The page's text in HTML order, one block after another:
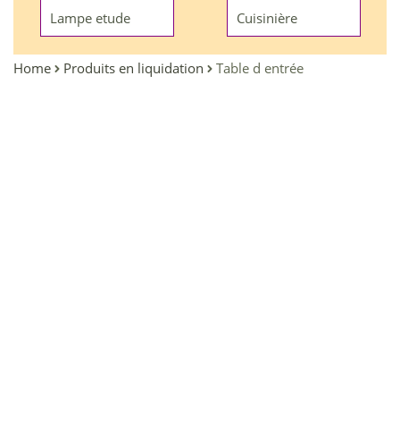
Lampe etude Cuisinière
Home Produits en liquidation Table d entrée